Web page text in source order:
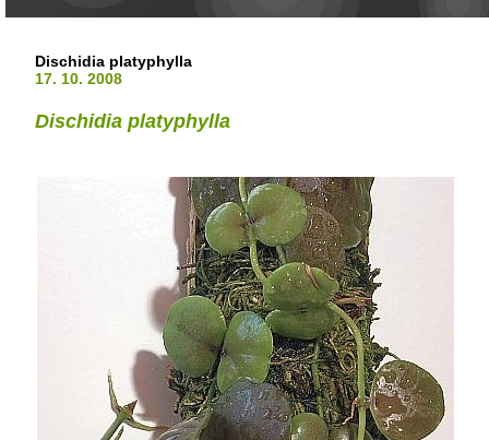
Dischidia platyphylla
17. 10. 2008
Dischidia platyphylla